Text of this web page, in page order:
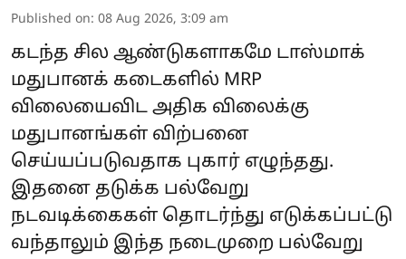
Published on: 08 Aug 2026, 3:09 am
கடந்த சில ஆண்டுகளாகமே டாஸ்மாக்
மதுபானக் கடைகளில் MRP
விலையைவிட அதிக விலைக்கு
மதுபானங்கள் விற்பனை
செய்யப்படுவதாக புகார் எழுந்தது.
இதனை தடுக்க பல்வேறு
நடவடிக்கைகள் தொடர்ந்து எடுக்கப்பட்டு
வந்தாலும் இந்த நடைமுறை பல்வேறு